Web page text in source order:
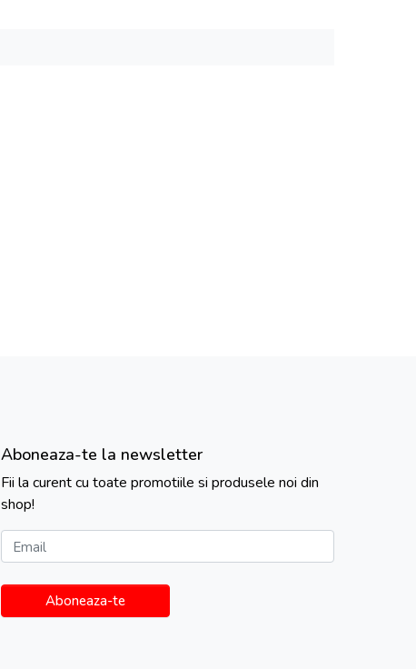
Aboneaza-te la newsletter
Fii la curent cu toate promotiile si produsele noi din
shop!
Email
Aboneaza-te